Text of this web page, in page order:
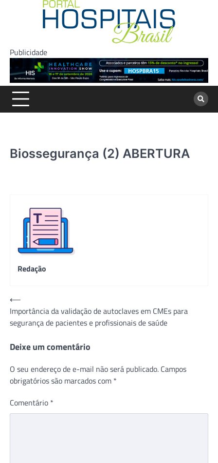
Publicidade
Biossegurança (2) ABERTURA
Redação
Navegação
de
Post
⟵
Importância da validação de autoclaves em CMEs para
segurança de pacientes e profissionais de saúde
Deixe um comentário
O seu endereço de e-mail não será publicado. Campos
obrigatórios são marcados com *
Comentário *